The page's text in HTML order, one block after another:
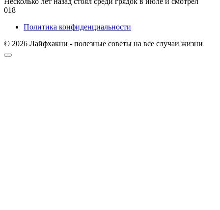
018
Политика конфиденциальности
© 2026 Лайфхакни - полезные советы на все случаи жизни